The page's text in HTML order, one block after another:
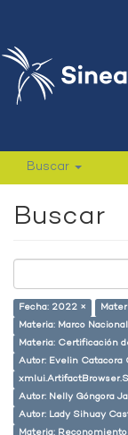
Buscar
Buscar
Fecha: 2022 ×
Materia: Marco
Materia: Certificación
Autor: Evelin Catacora
Autor: Nelly Góngora
Autor: Lady Sihuay